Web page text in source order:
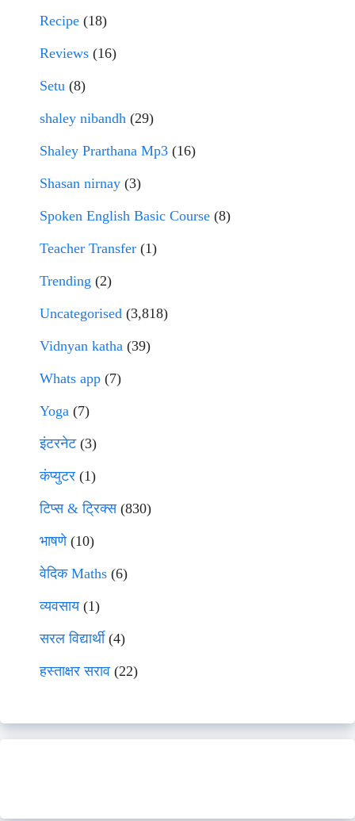
Recipe (18)
Reviews (16)
Setu (8)
shaley nibandh (29)
Shaley Prarthana Mp3 (16)
Shasan nirnay (3)
Spoken English Basic Course (8)
Teacher Transfer (1)
Trending (2)
Uncategorised (3,818)
Vidnyan katha (39)
Whats app (7)
Yoga (7)
इंटरनेट(3)
कंप्युटर (1)
टिप्स & ट्रिक्स(830)
भाषणे(10)
वेदिक Maths (6)
व्यवसाय(1)
सरल विद्यार्थी(4)
हस्ताक्षर सराव (22)